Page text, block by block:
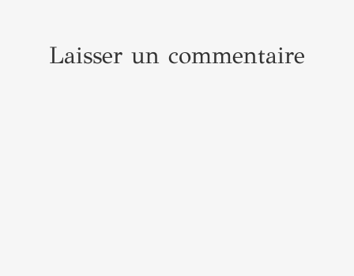
Laisser un commentaire